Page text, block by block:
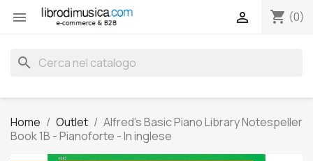
 shopping_cart (0)

search
Home Outlet
Alfred's Basic Piano Library Notespeller
Book 1B - Pianoforte - In inglese